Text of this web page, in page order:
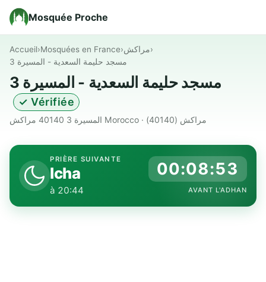
Mosquée Proche
Accueil›Mosquées en France›مراكش›
مسجد حليمة السعدية - المسيرة 3
مسجد حليمة السعدية - المسيرة 3
✓ Vérifiée
المسيرة 3 40140 مراكش Morocco · مراكش (40140)
PRIÈRE SUIVANTE
Icha
à 20:44
00:08:52
AVANT L'ADHAN